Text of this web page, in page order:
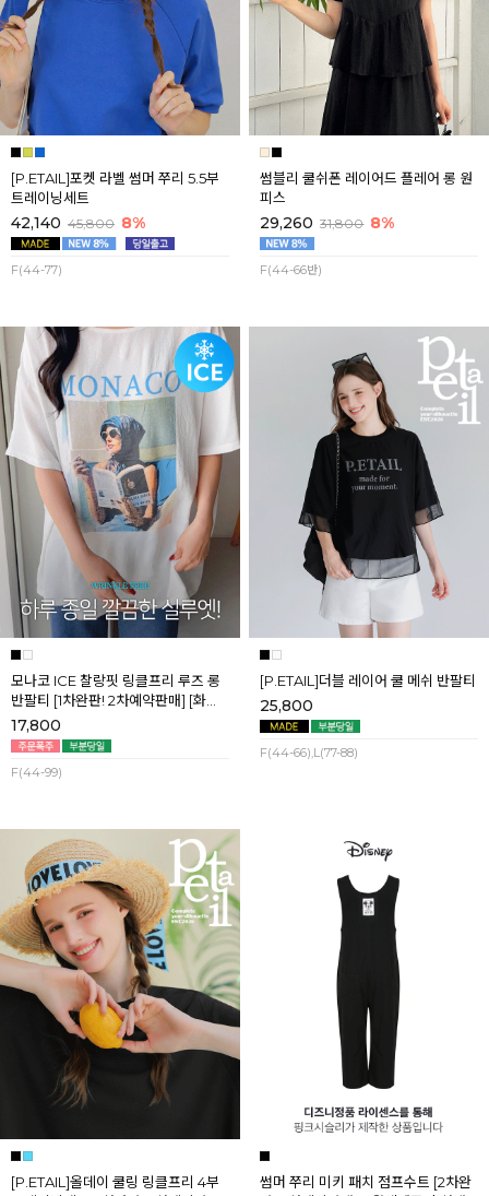
[P.ETAIL]포켓 라벨 썸머 쭈리 5.5부
트레이닝세트
42,140 45,800 8%
F(44-77)
썸블리 쿨쉬폰 레이어드 플레어 롱 원
피스
29,260 31,800 8%
F(44-66반)
모나코 ICE 찰랑핏 링클프리 루즈 롱
반팔티 [1차완판! 2차예약판매] [화이
트] 8월첫째주 순차배송
17,800
F(44-99)
[P.ETAIL]더블 레이어 쿨 메쉬 반팔티
25,800
F(44-66),L(77-88)
[P.ETAIL]올데이 쿨링 링클프리 4부
썸머 쭈리 미키 패치 점프수트 [2차완